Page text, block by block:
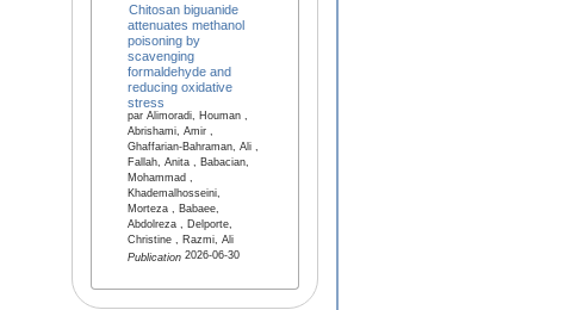
Chitosan biguanide
attenuates methanol
poisoning by
scavenging
formaldehyde and
reducing oxidative
stress
par Alimoradi, Houman ,
Abrishami, Amir ,
Ghaffarian-Bahraman, Ali ,
Fallah, Anita , Babacian,
Mohammad ,
Khademalhosseini,
Morteza , Babaee,
Abdolreza , Delporte,
Christine , Razmi, Ali
Publication2026-06-30